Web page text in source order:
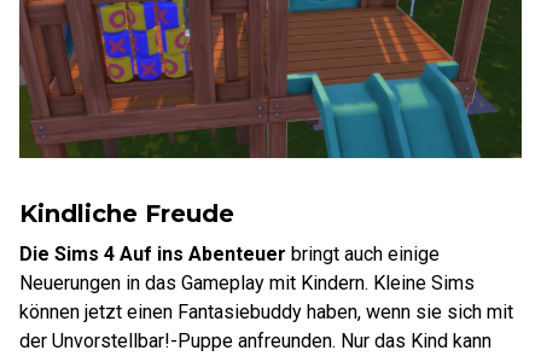
Kindliche Freude
Die Sims 4 Auf ins Abenteuer bringt auch einige
Neuerungen in das Gameplay mit Kindern. Kleine Sims
können jetzt einen Fantasiebuddy haben, wenn sie sich mit
der Unvorstellbar!-Puppe anfreunden. Nur das Kind kann